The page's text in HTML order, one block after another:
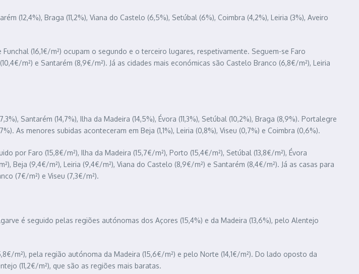
(12,4%), Braga (11,2%), Viana do Castelo (6,5%), Setúbal (6%), Coimbra (4,2%), Leiria (3%), Aveiro
(16,1€/m²) ocupam o segundo e o terceiro lugares, respetivamente. Seguem-se Faro
m²) e Santarém (8,9€/m²). Já as cidades mais económicas são Castelo Branco (6,8€/m²), Leiria
Santarém (14,7%), Ilha da Madeira (14,5%), Évora (11,3%), Setúbal (10,2%), Braga (8,9%). Portalegre
As menores subidas aconteceram em Beja (1,1%), Leiria (0,8%), Viseu (0,7%) e Coimbra (0,6%).
por Faro (15,8€/m²), Ilha da Madeira (15,7€/m²), Porto (15,4€/m²), Setúbal (13,8€/m²), Évora
Beja (9,4€/m²), Leiria (9,4€/m²), Viana do Castelo (8,9€/m²) e Santarém (8,4€/m²). Já as casas para
(7€/m²) e Viseu (7,3€/m²).
é seguido pelas regiões autónomas dos Açores (15,4%) e da Madeira (13,6%), pelo Alentejo
m²), pela região autónoma da Madeira (15,6€/m²) e pelo Norte (14,1€/m²). Do lado oposto da
(11,2€/m²), que são as regiões mais baratas.